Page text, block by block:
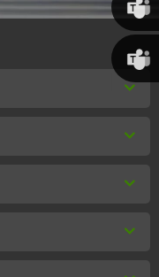
Susan